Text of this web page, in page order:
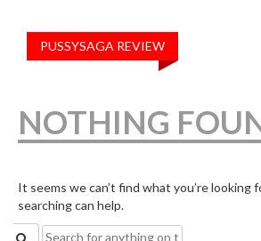
PUSSYSAGA REVIEW
NOTHING
It seems we can’t find what you’re looking
searching can help.
Search